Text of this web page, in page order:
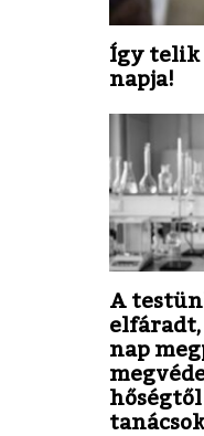
Így telik
napja!
A
elfáradt,
nap
tanácsok